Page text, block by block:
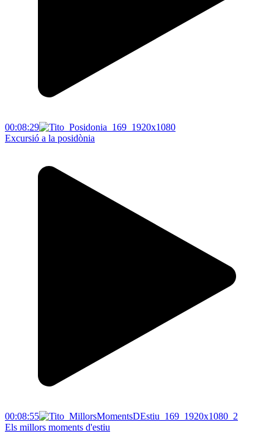
00:08:29
Excursió a la posidònia
00:08:55
Els millors moments d'estiu